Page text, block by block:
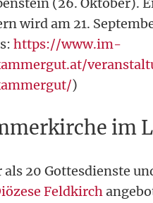
wird am 21.
https://www.im-
)
im
als 20 Gottesdienste
Feldkirch